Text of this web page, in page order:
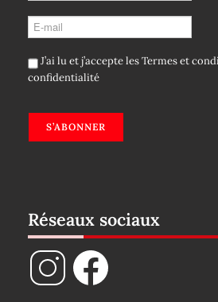
J’ai lu et j’accepte lesTermes et
confidentialité
S’ABONNER
Réseaux sociaux